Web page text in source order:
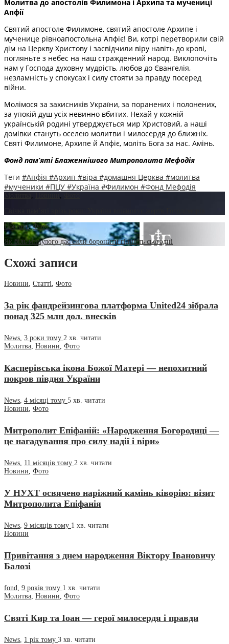
Молитва до апостолів Филимона і Архипа та мучениці
Апфії
Святий апостоле Филимоне, святий апостоле Архипе і
мученице рівноапостольна Апфіє! Ви, котрі перетворили свій
дім на Церкву Христову і засвідчили віру навіть до крові,
погляньте з небес на наш стражденний народ. Виклопочіть
нам у Господа духовну мудрість, любов до Євангелія,
незламність у спокусах і силу стояти за правду посеред
війни.
Молімося за захисників України, за поранених і полонених,
за упокій душ усіх невинно вбитих. Нехай у кожній
українській родині утверджується мир Христовий, а наші
домівки стануть оселею молитви і милосердя до ближніх.
Святі Филимоне, Архипе й Апфіє, моліть Бога за нас. Амінь.
Фонд пам’яті Блаженнішого Митрополита Мефодія
Теги #Апфія #Архип #віра #домашня Церква #молитва
#мученики #ПЦУ #Україна #Филимон #Фонд Мефодія
Новини,Фото
Як біль минулого дає сили боронити гідність сьогодні
Схожі записи
Новини, Статті, Фото
За рік фандрейзингова платформа United24 зібрала
понад 325 млн дол. внесків
News, 3 роки тому 2 хв. читати
Молитва, Новини, Фото
Касперівська ікона Божої Матері — непохитний
покров півдня України
News, 4 місяці тому 5 хв. читати
Новини, Фото
Митрополит Епіфаній: «Народження Богородиці —
це нагадування про силу надії і віри»
News, 11 місяців тому 2 хв. читати
Новини, Фото
У НУХТ освячено наріжний камінь ківорію: візит
Митрополита Епіфанія
News 9 місяців тому 1 хв. читати
Новини
Привітання з днем народження Віктору Івановичу
Балозі
fond 9 років тому 1 хв. читати
Молитва Новини Фото
Святі Кир та Іоан — герої милосердя і правди
News 1 рік тому 3 хв. читати